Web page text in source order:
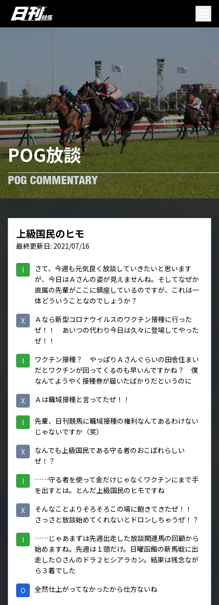
POG放談
POG COMMENTARY
上級国民のヒモ
最終更新日: 2021/07/16
I
さて、今週も元気良く放談していきたいと思います
が、今日はＡさんの姿が見えませんね。そしてなぜか
直属の先輩がここに鎮座しているのですが、これは一
体どういうことなのでしょうか？
X
Ａなら新型コロナウイルスのワクチン接種に行った
ぜ！！ あいつの代わり今日は久々に登場してやった
ぜ！！
I
ワクチン接種？ やっぱりＡさんぐらいの田舎住まい
だとワクチンが回ってくるのも早いんですかね？ 僕
なんてようやく接種券が届いたばかりだというのに
X Ａは職域接種と言ってたぜ！！
I
先輩、日刊競馬に職域接種の権利なんてあるわけない
じゃないですか（笑）
X
なんでも上級国民である守る者のおこぼれらしい
ぜ！？
I
……守る者を使って金だけじゃなくワクチンにまで手
を出すとは。とんだ上級国民のヒモですね
X
そんなことよりそろそろこの場に飽きてきたぜ！！
さっさと放談始めてくれないとドロンしちゃうぜ！？
I
……じゃあまずは先週出走した放談関連馬の回顧から
始めますね。先週は１頭だけ。日曜函館の新馬戦に出
走したＯさんのドラ２ヒシアラカン。結果は残念なが
ら３着でした
O 全然仕上がってなかったから仕方ないね